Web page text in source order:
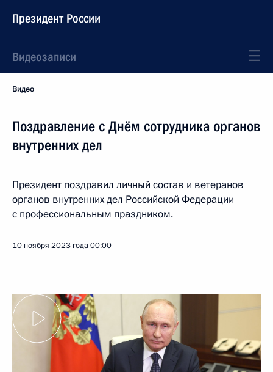
Президент России
Видеозаписи
Видео
Поздравление с Днём сотрудника органов
внутренних дел
Президент поздравил личный состав и ветеранов
органов внутренних дел Российской Федерации
с профессиональным праздником.
10 ноября 2023 года00:00